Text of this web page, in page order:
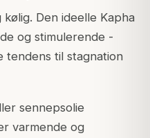
Den ideelle Kapha
og stimulerende -
tendens til stagnation
sennepsolie
varmende og